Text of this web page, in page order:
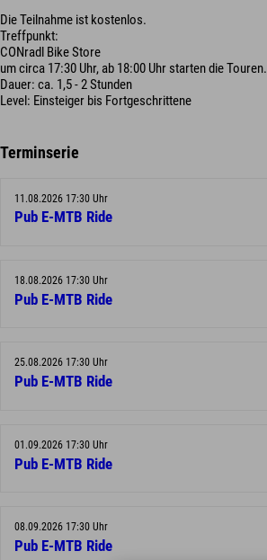
Die Teilnahme ist kostenlos.
Treffpunkt:
CONradl Bike Store
um circa 17:30 Uhr, ab 18:00 Uhr starten die Touren.
Dauer: ca. 1,5 - 2 Stunden
Level: Einsteiger bis Fortgeschrittene
Terminserie
11.08.2026 17:30 Uhr
Pub E-MTB Ride
18.08.2026 17:30 Uhr
Pub E-MTB Ride
25.08.2026 17:30 Uhr
Pub E-MTB Ride
01.09.2026 17:30 Uhr
Pub E-MTB Ride
08.09.2026 17:30 Uhr
Pub E-MTB Ride